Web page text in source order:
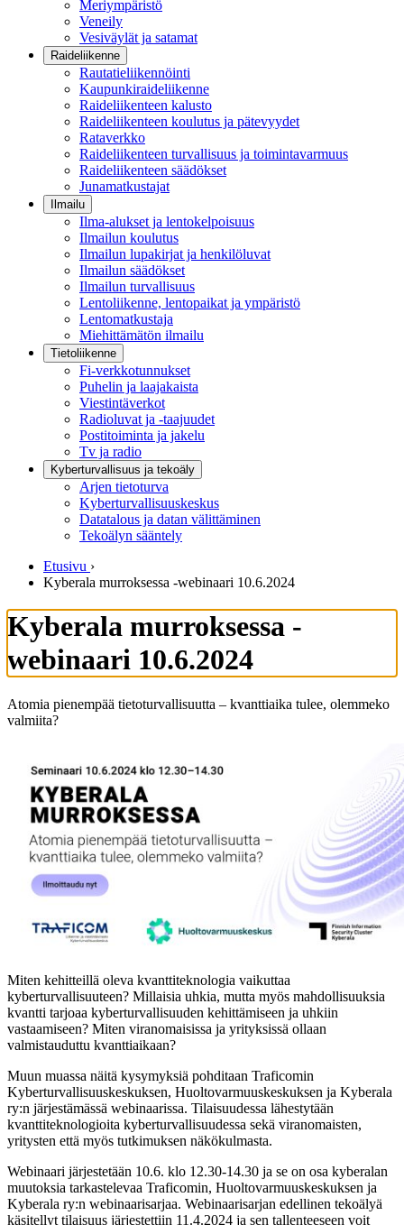
Meriympäristö
Veneily
Vesiväylät ja satamat
Raideliikenne
Rautatieliikennöinti
Kaupunkiraideliikenne
Raideliikenteen kalusto
Raideliikenteen koulutus ja pätevyydet
Rataverkko
Raideliikenteen turvallisuus ja toimintavarmuus
Raideliikenteen säädökset
Junamatkustajat
Ilmailu
Ilma-alukset ja lentokelpoisuus
Ilmailun koulutus
Ilmailun lupakirjat ja henkilöluvat
Ilmailun säädökset
Ilmailun turvallisuus
Lentoliikenne, lentopaikat ja ympäristö
Lentomatkustaja
Miehittämätön ilmailu
Tietoliikenne
Fi-verkkotunnukset
Puhelin ja laajakaista
Viestintäverkot
Radioluvat ja -taajuudet
Postitoiminta ja jakelu
Tv ja radio
Kyberturvallisuus ja tekoäly
Arjen tietoturva
Kyberturvallisuuskeskus
Datatalous ja datan välittäminen
Tekoälyn sääntely
Etusivu ›
Kyberala murroksessa -webinaari 10.6.2024
Kyberala murroksessa -
webinaari 10.6.2024
Atomia pienempää tietoturvallisuutta – kvanttiaika tulee, olemmeko
valmiita?
Miten kehitteillä oleva kvanttiteknologia vaikuttaa
kyberturvallisuuteen? Millaisia uhkia, mutta myös mahdollisuuksia
kvantti tarjoaa kyberturvallisuuden kehittämiseen ja uhkiin
vastaamiseen? Miten viranomaisissa ja yrityksissä ollaan
valmistauduttu kvanttiaikaan?
Muun muassa näitä kysymyksiä pohditaan Traficomin
Kyberturvallisuuskeskuksen, Huoltovarmuuskeskuksen ja Kyberala
ry:n järjestämässä webinaarissa. Tilaisuudessa lähestytään
kvanttiteknologioita kyberturvallisuudessa sekä viranomaisten,
yritysten että myös tutkimuksen näkökulmasta.
Webinaari järjestetään 10.6. klo 12.30-14.30 ja se on osa kyberalan
muutoksia tarkastelevaa Traficomin, Huoltovarmuuskeskuksen ja
Kyberala ry:n webinaarisarjaa. Webinaarisarjan edellinen tekoälyä
käsitellyt tilaisuus järjestettiin 11.4.2024 ja sen tallenteeseen voit